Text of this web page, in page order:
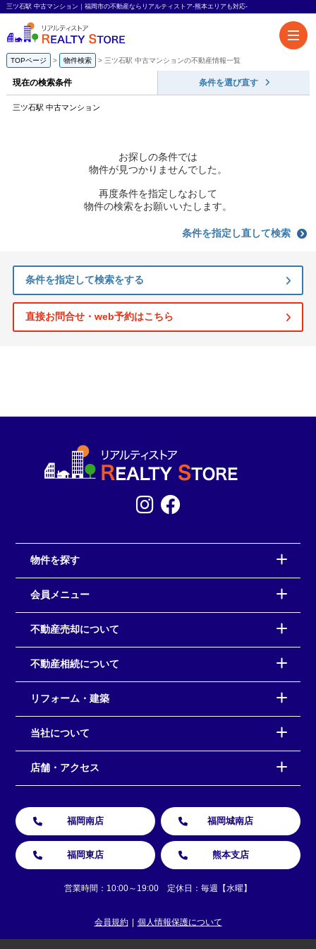
三ツ石駅 中古マンション｜福岡市の不動産ならリアルティストア-熊本エリアも対応-
TOPページ 物件検索 三ツ石駅 中古マンションの不動産情報一覧
現在の検索条件 条件を選び直す
三ツ石駅 中古マンション
お探しの条件では
物件が見つかりませんでした。
再度条件を指定しなおして
物件の検索をお願いいたします。
条件を指定し直して検索
条件を指定して検索をする
直接お問合せ・web予約はこちら
物件を探す
会員メニュー
不動産売却について
不動産相続について
リフォーム・建築
当社について
店舗・アクセス
福岡南店 福岡城南店
福岡東店 熊本支店
営業時間：10:00～19:00 定休日：毎週【水曜】
会員規約 個人情報保護について